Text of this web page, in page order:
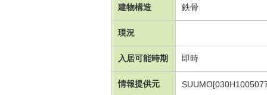
建物構造 鉄骨
現況
入居可能時期 即時
情報提供元